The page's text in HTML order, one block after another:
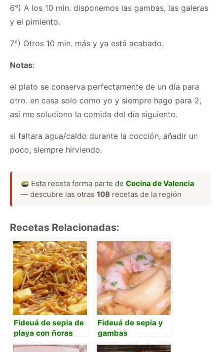
6°) A los 10 min. disponemos las gambas, las galeras
y el pimiento.
7°) Otros 10 min. más y ya está acabado.
Notas:
el plato se conserva perfectamente de un día para
otro. en casa solo como yo y siempre hago para 2,
asi me soluciono la comida del día siguiente.
si faltara agua/caldo durante la cocción, añadir un
poco, siempre hirviendo.
Esta receta forma parte deCocina de Valencia
— descubre las otras 108 recetas de la región
Recetas Relacionadas:
Fideuá de sepia de
playa con ñoras
Fideuá de sepia y
gambas